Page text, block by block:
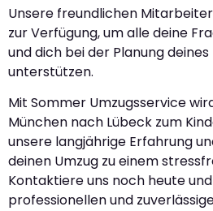
Unsere freundlichen
zur Verfügung, um alle deine
und dich bei der Planung
unterstützen.
Mit Sommer Umzugsservice
München nach Lübeck zum
unsere langjährige Erfahrung
deinen Umzug zu einem
Kontaktiere uns noch heute
professionellen und